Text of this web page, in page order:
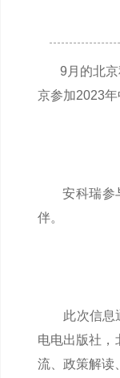
9月的北京
京参加2023
安科瑞参与
伴。
此次信息通
电电出版社，
流、政策解读